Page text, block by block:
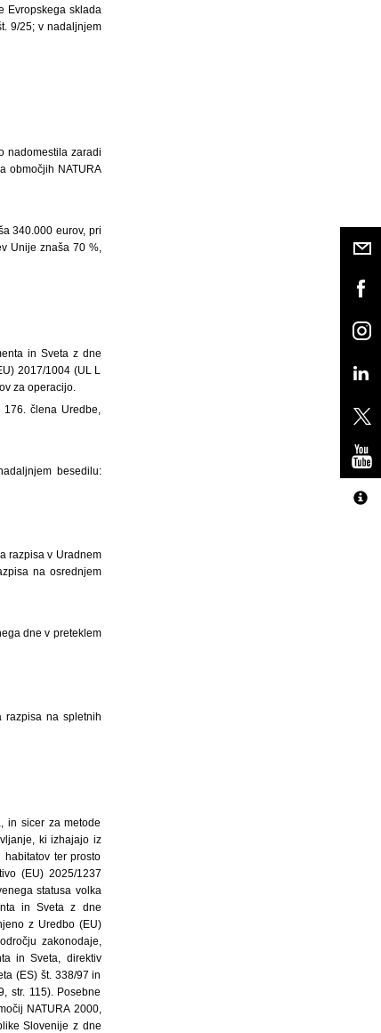
Evropskega sklada
9/25; v nadaljnjem
nadomestila zaradi
območjih NATURA
340.000 eurov, pri
Unije znaša 70 %,
in Sveta z dne
2017/1004 (UL L
za operacijo.
176. člena Uredbe,
besedilu:
razpisa v Uradnem
na osrednjem
dne v preteklem
razpisa na spletnih
in sicer za metode
ki izhajajo iz
ter prosto
(EU) 2025/1237
statusa volka
in Sveta z dne
z Uredbo (EU)
zakonodaje,
in Sveta, direktiv
(ES) št. 338/97 in
str. 115). Posebne
NATURA 2000,
Slovenije z dne